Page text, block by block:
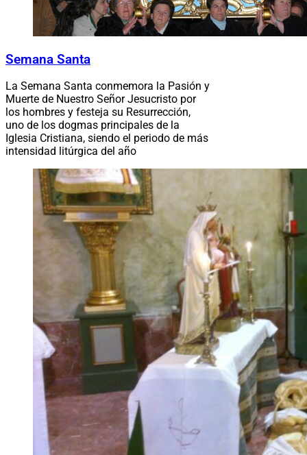
Semana Santa
La Semana Santa conmemora la Pasión y
Muerte de Nuestro Señor Jesucristo por
los hombres y festeja su Resurrección,
uno de los dogmas principales de la
Iglesia Cristiana, siendo el periodo de más
intensidad litúrgica del año